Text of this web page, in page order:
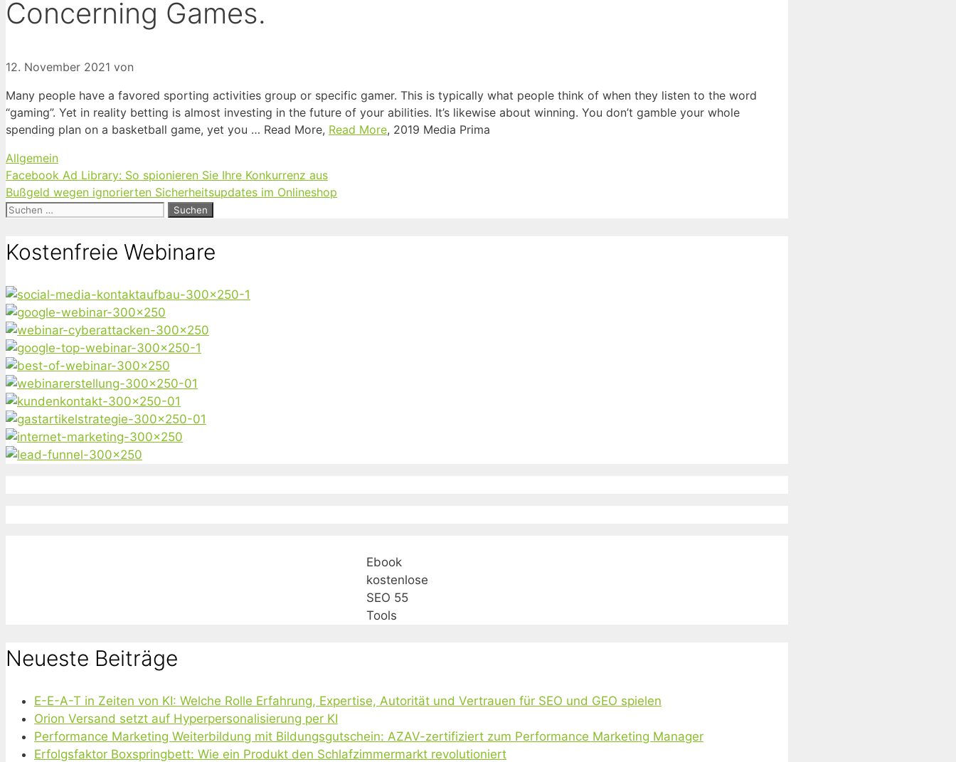
Concerning Games.
12. November 2021 von
Many people have a favored sporting activities group or specific gamer. This is typically what people think of when they listen to the word
“gaming”. Yet in reality betting is almost investing in the future of your abilities. It’s likewise about winning. You don’t gamble your whole
spending plan on a basketball game, yet you … Read More, Read More, 2019 Media Prima
Kategorien
Allgemein
Facebook Ad Library: So spionieren Sie Ihre Konkurrenz aus
Bußgeld wegen ignorierten Sicherheitsupdates im Onlineshop
Suchen
Kostenfreie Webinare
Ebook
kostenlose
SEO 55
Tools
Neueste Beiträge
E-E-A-T in Zeiten von KI: Welche Rolle Erfahrung, Expertise, Autorität und Vertrauen für SEO und GEO spielen
Orion Versand setzt auf Hyperpersonalisierung per KI
Performance Marketing Weiterbildung mit Bildungsgutschein: AZAV-zertifiziert zum Performance Marketing Manager
Erfolgsfaktor Boxspringbett: Wie ein Produkt den Schlafzimmermarkt revolutioniert